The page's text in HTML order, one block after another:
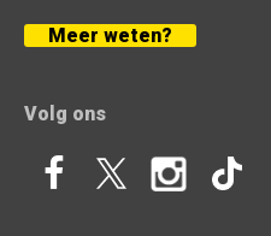
Meer weten?
Volg ons